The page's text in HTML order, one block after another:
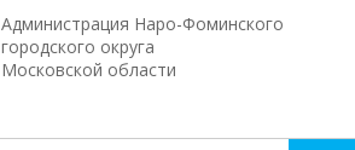
Администрация Наро-Фоминского
городского округа
Московской области